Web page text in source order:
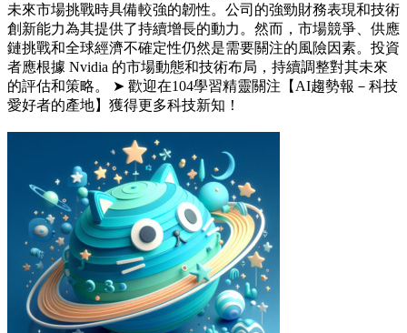
未來市場挑戰時具備較強的韌性。公司的強勁財務表現和技術
創新能力為其提供了持續增長的動力。然而，市場競爭、供應
鏈挑戰和全球經濟不確定性仍然是需要關注的風險因素。投資
者應根據 Nvidia 的市場動態和技術布局，持續調整對其未來
的評估和策略。 ➤ 歡迎在104學習精靈關注【AI趨勢報－科技
愛好者的產地】獲得更多科技新知！